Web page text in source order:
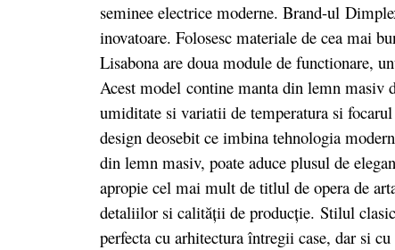
seminee electrice moderne. Brand-ul
inovatoare. Folosesc materiale de cea mai
Lisabona are doua module de functionare,
Acest model contine manta din lemn masiv
umiditate si variatii de temperatura si
design deosebit ce imbina tehnologia
din lemn masiv, poate aduce plusul de
apropie cel mai mult de titlul de opera de
detaliilor si calității de producție. Stilul
perfecta cu arhitectura întregii case, dar si